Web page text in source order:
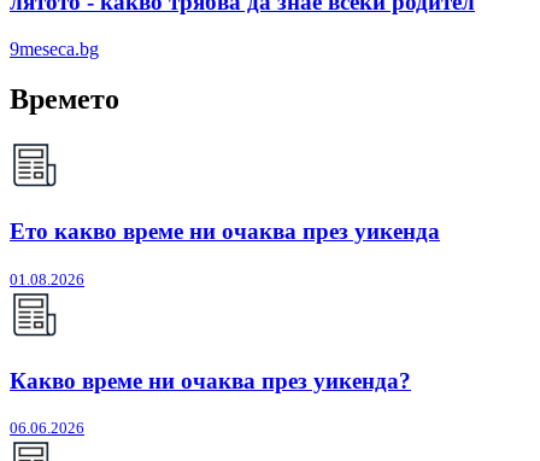
9meseca.bg
Времето
Ето какво време ни очаква през уикенда
01.08.2026
Какво време ни очаква през уикенда?
06.06.2026